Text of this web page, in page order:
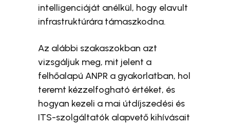
intelligenciáját anélkül, hogy elavult
infrastruktúrára támaszkodna.
Az alábbi szakaszokban azt
vizsgáljuk meg, mit jelent a
felhőalapú ANPR a gyakorlatban, hol
teremt kézzelfogható értéket, és
hogyan kezeli a mai útdíjszedési és
ITS-szolgáltatók alapvető kihívásait